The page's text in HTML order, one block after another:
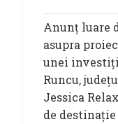
Anunț luare
asupra
unei
Runcu,
Jessica
de